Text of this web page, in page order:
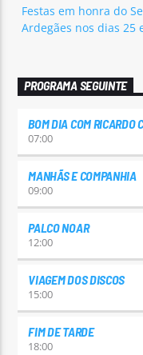
Festas em honra do
Ardegães nos dias 25
PROGRAMA SEGUINTE
BOM DIA COM RICARDO
07:00
MANHÃS E COMPANHIA
09:00
PALCO NOAR
12:00
VIAGEM DOS DISCOS
15:00
FIM DE TARDE
18:00